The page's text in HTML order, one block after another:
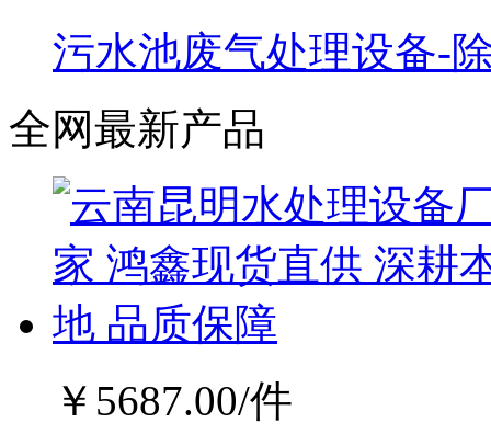
污水池废气处理设备-
全网最新产品
￥ 5687.00/件